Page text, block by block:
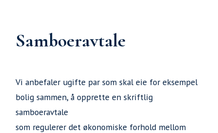
Samboeravtale
Vi anbefaler ugifte par som skal eie for eksempel
bolig sammen, å opprette en skriftlig
samboeravtale
som regulerer det økonomiske forhold mellom